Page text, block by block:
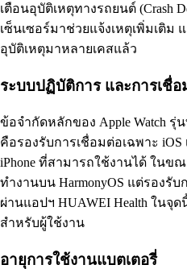
เตือนอุบัติเหตุทางรถยนต์ (Crash
เซ็นเซอร์มาช่วยแจ้งเหตุเพิ่มเติม
อุบัติเหตุมาหลายเคสแล้ว
ระบบปฏิบัติการ และการเชื่อ
ข้อจำกัดหลักของ Apple Watch รุ่
คือรองรับการเชื่อมต่อเฉพาะ
iPhone ที่สามารถใช้งานได้ ในขณ
ทำงานบน HarmonyOS แต่รองรับ
ผ่านแอปฯ HUAWEI Health ในจุ
สำหรับผู้ใช้งาน
อายุการใช้งานแบตเตอรี่